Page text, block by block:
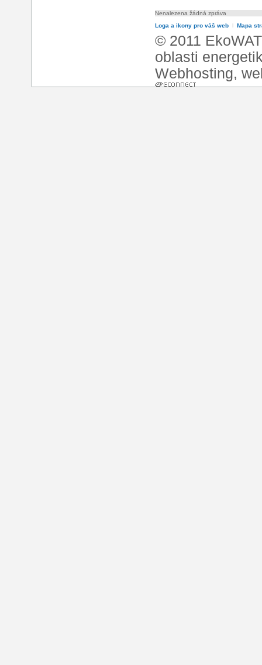
Nenalezena žádná zpráva
Loga a ikony pro váš web l Mapa
© 2011
oblasti
Webhosting,